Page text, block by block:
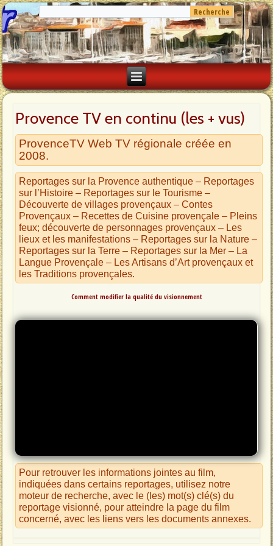
Provence TV en continu (les + vus)
ProvenceTV Web TV régionale créée en
2008.
Reportages sur la Provence authentique – Reportages
sur l’Histoire – Reportages sur le Tourisme –
Découverte de villages provençaux – Contes
Provençaux – Recettes de Cuisine provençale – Pleins
feux; découverte de personnages provençaux – Les
lieux et les manifestations – Reportages sur la Nature –
Reportages sur la Terre – Reportages sur la Mer – La
Langue Provençale – Les Artisans d’Art provençaux et
les Traditions provençales.
Comment modifier la qualité du visionnement
Pour retrouver les informations jointes au film,
indiquées dans certains reportages, utilisez notre
moteur de recherche, avec le (les) mot(s) clé(s) du
reportage visionné, pour atteindre la page du film
concerné, avec les liens vers les documents annexes.